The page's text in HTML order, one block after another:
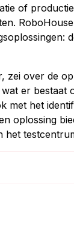
of
zei over de
er bestaat
met het
oplossing
het